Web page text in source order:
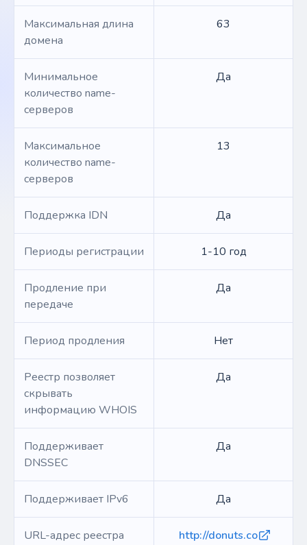
Максимальная длина
домена
63
Минимальное
количество name-
серверов
Да
Максимальное
количество name-
серверов
13
Поддержка IDN Да
Периоды регистрации 1-10 год
Продление при
передаче
Да
Период продления Нет
Реестр позволяет
скрывать
информацию WHOIS
Да
Поддерживает
DNSSEC
Да
Поддерживает IPv6 Да
URL-адрес реестра http://donuts.co